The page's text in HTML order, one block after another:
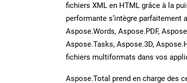
fichiers XML en HTML grâce à la
performante s’intègre parfaitement
Aspose.Words, Aspose.PDF,
Aspose.Tasks, Aspose.3D,
fichiers multiformats dans vos
Aspose.Total prend en charge des